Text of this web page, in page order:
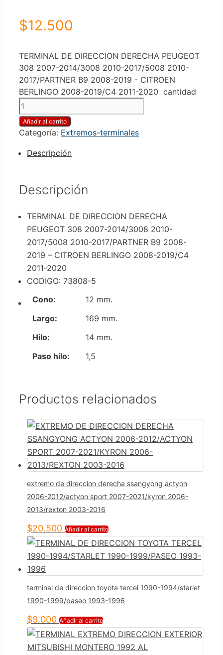
$12.500
TERMINAL DE DIRECCION DERECHA PEUGEOT
308 2007-2014/3008 2010-2017/5008 2010-
2017/PARTNER B9 2008-2019 - CITROEN
BERLINGO 2008-2019/C4 2011-2020 cantidad
Añadir al carrito
Categoría: Extremos-terminales
Descripción
Descripción
TERMINAL DE DIRECCION DERECHA
PEUGEOT 308 2007-2014/3008 2010-
2017/5008 2010-2017/PARTNER B9 2008-
2019 – CITROEN BERLINGO 2008-2019/C4
2011-2020
CODIGO: 73808-5
Cono:
12 mm.
Largo:
169 mm.
Hilo:
14 mm.
Paso hilo:
1,5
Productos relacionados
extremo de direccion derecha ssangyong actyon
2006-2012/actyon sport 2007-2021/kyron 2006-
2013/rexton 2003-2016
$20.500 Añadir al carrito
terminal de direccion toyota tercel 1990-1994/starlet
1990-1999/paseo 1993-1996
$9.000 Añadir al carrito